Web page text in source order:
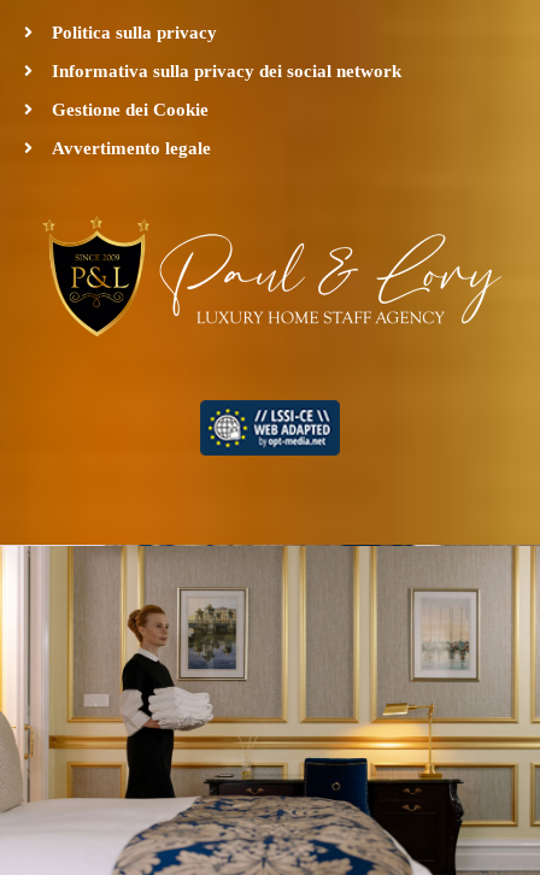
Politica sulla privacy
Informativa sulla privacy dei social network
Gestione dei Cookie
Avvertimento legale